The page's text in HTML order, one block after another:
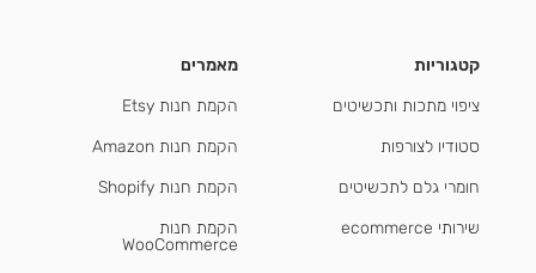
קטגוריות
ציפוי מתכות ותכשיטים
סטודיו לצורפות
חומרי גלם לתכשיטים
שירותי ecommerce
מאמרים
הקמת חנות Etsy
הקמת חנות Amazon
הקמת חנות Shopify
הקמת חנות
WooCommerce